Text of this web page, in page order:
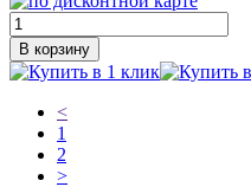
В корзину
<
1
2
>